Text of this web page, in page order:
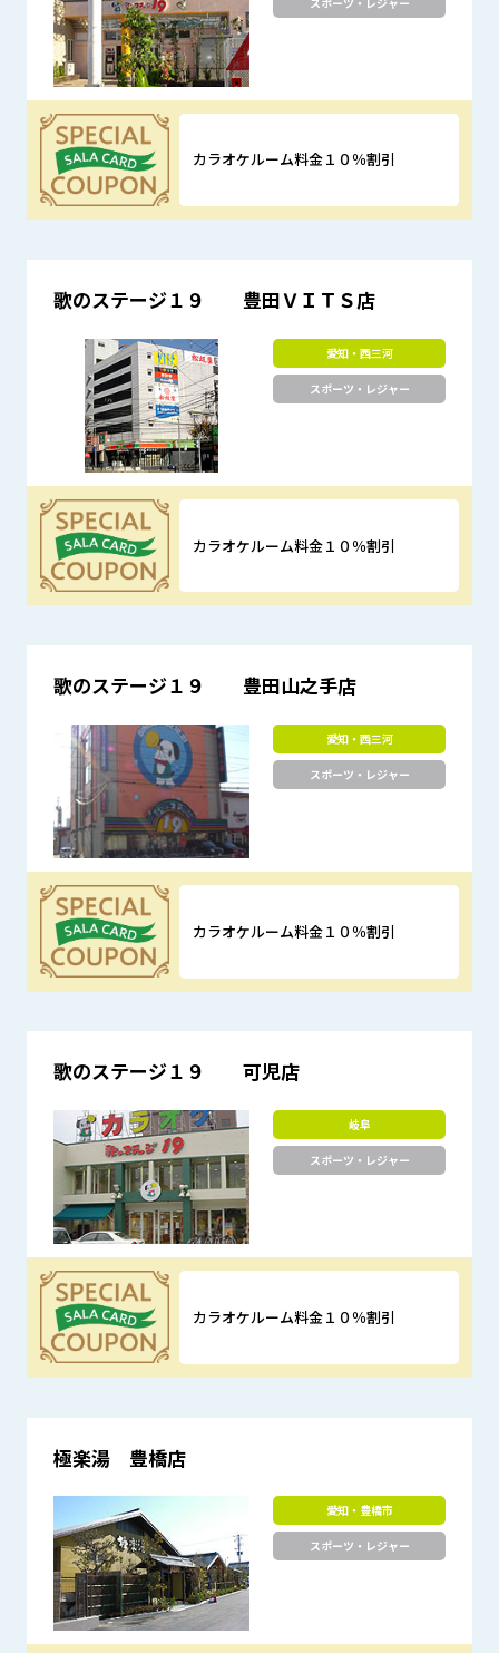
優待特典
カラオケルーム料金１０％割引
歌のステージ１９ 豊田ＶＩＴＳ店
愛知・西三河
スポーツ・レジャー
優待特典
カラオケルーム料金１０％割引
歌のステージ１９ 豊田山之手店
愛知・西三河
スポーツ・レジャー
優待特典
カラオケルーム料金１０％割引
歌のステージ１９ 可児店
岐阜
スポーツ・レジャー
優待特典
カラオケルーム料金１０％割引
極楽湯 豊橋店
愛知・豊橋市
スポーツ・レジャー